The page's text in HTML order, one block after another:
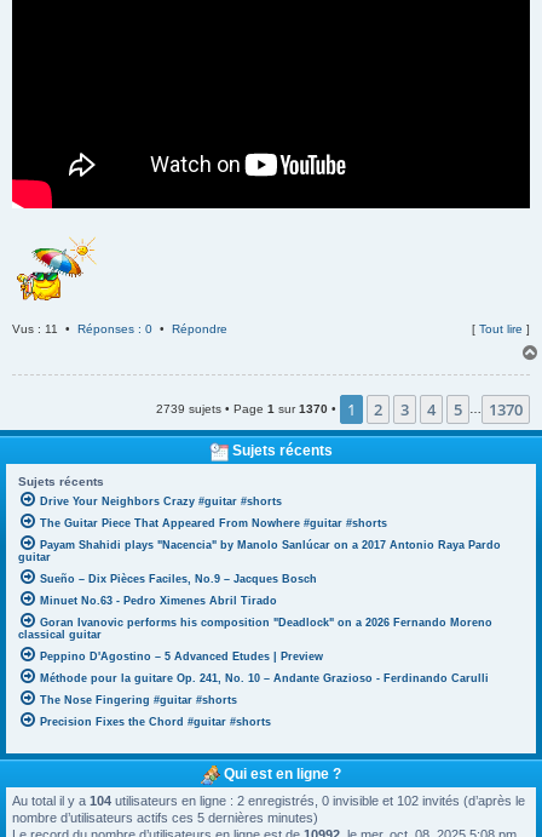
Vus : 11 • Réponses : 0 • Répondre [ Tout lire ]
2739 sujets • Page 1 sur1370 • 1 2 3 4 5 1370
Sujets récents
Sujets récents
Drive Your Neighbors Crazy #guitar #shorts
The Guitar Piece That Appeared From Nowhere #guitar #shorts
Payam Shahidi plays "Nacencia" by Manolo Sanlúcar on a 2017 Antonio Raya Pardo
guitar
Sueño – Dix Pièces Faciles, No.9 – Jacques Bosch
Minuet No.63 - Pedro Ximenes Abril Tirado
Goran Ivanovic performs his composition "Deadlock" on a 2026 Fernando Moreno
classical guitar
Peppino D'Agostino – 5 Advanced Etudes | Preview
Méthode pour la guitare Op. 241, No. 10 – Andante Grazioso - Ferdinando Carulli
The Nose Fingering #guitar #shorts
Precision Fixes the Chord #guitar #shorts
Qui est en ligne ?
Au total il y a 104 utilisateurs en ligne : 2 enregistrés, 0 invisible et 102 invités (d’après le
nombre d’utilisateurs actifs ces 5 dernières minutes)
Le record du nombre d’utilisateurs en ligne est de 10992 , le mer. oct. 08, 2025 5:08 pm